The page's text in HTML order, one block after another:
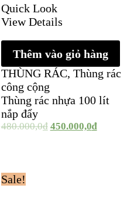
Quick Look
View Details
Thêm vào giỏ hàng
THÙNG RÁC, Thùng rác
công cộng
Thùng rác nhựa 100 lít
nắp đẩy
480.000,0₫ 450.000,0₫
Sale!